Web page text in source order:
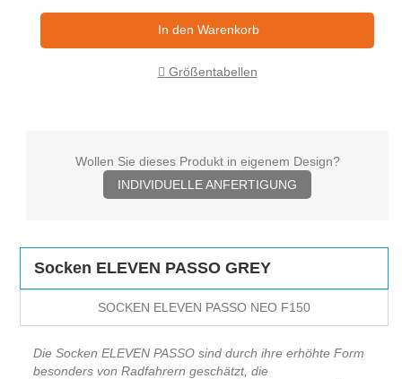
In den Warenkorb
Größentabellen
Wollen Sie dieses Produkt in eigenem Design?
INDIVIDUELLE ANFERTIGUNG
Socken ELEVEN PASSO GREY
SOCKEN ELEVEN PASSO NEO F150
Die Socken ELEVEN PASSO sind durch ihre erhöhte Form
besonders von Radfahrern geschätzt, die